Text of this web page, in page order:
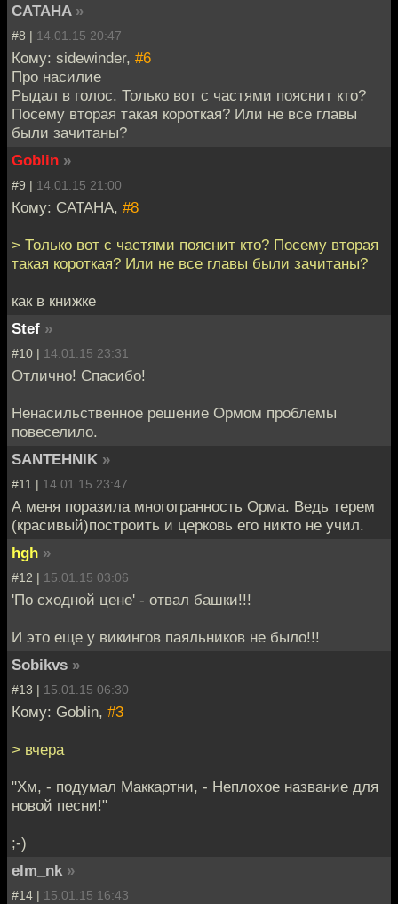
CATAHA »
#8 | 14.01.15 20:47
Кому: sidewinder, #6
Про насилие
Рыдал в голос. Только вот с частями пояснит кто?
Посему вторая такая короткая? Или не все главы
были зачитаны?
Goblin »
#9 | 14.01.15 21:00
Кому: CATAHA, #8
> Только вот с частями пояснит кто? Посему вторая
такая короткая? Или не все главы были зачитаны?
как в книжке
Stef »
#10 | 14.01.15 23:31
Отлично! Спасибо!
Ненасильственное решение Ормом проблемы
повеселило.
SANTEHNIK »
#11 | 14.01.15 23:47
А меня поразила многогранность Орма. Ведь терем
(красивый)построить и церковь его никто не учил.
hgh »
#12 | 15.01.15 03:06
'По сходной цене' - отвал башки!!!
И это еще у викингов паяльников не было!!!
Sobikvs »
#13 | 15.01.15 06:30
Кому: Goblin, #3
> вчера
"Хм, - подумал Маккартни, - Неплохое название для
новой песни!"
;-)
elm_nk »
#14 | 15.01.15 16:43